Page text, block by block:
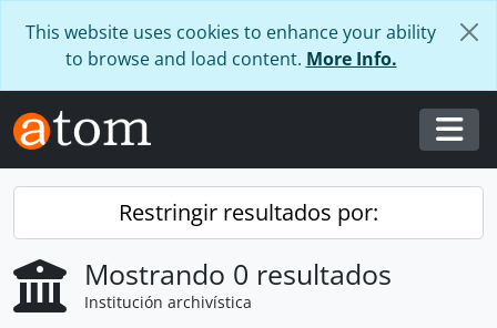
This website uses cookies to enhance your ability
to browse and load content. More Info.
Restringir resultados por:
Mostrando 0 resultados
Institución archivística